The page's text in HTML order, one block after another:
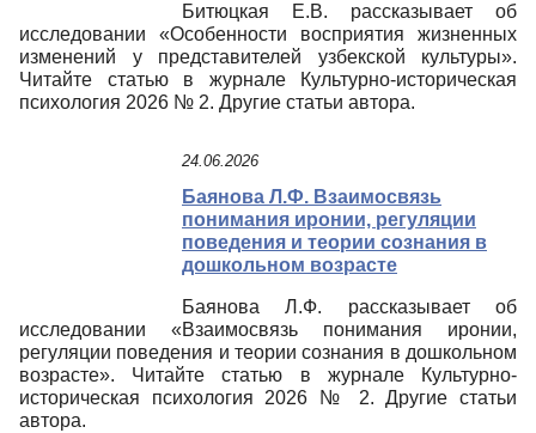
Битюцкая Е.В. рассказывает об
исследовании «Особенности восприятия жизненных
изменений у представителей узбекской культуры».
Читайте статью в журнале Культурно-историческая
психология 2026 № 2. Другие статьи автора.
24.06.2026
Баянова Л.Ф. Взаимосвязь
понимания иронии, регуляции
поведения и теории сознания в
дошкольном возрасте
Баянова Л.Ф. рассказывает об
исследовании «Взаимосвязь понимания иронии,
регуляции поведения и теории сознания в дошкольном
возрасте». Читайте статью в журнале Культурно-
историческая психология 2026 № 2. Другие статьи
автора.